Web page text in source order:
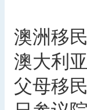
澳洲移
澳大利
父母移